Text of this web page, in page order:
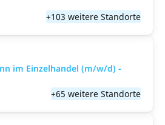
+103 weitere Standorte
im Einzelhandel (m/w/d) -
+65 weitere Standorte